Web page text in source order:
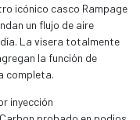
icónico casco Rampage
un flujo de aire
La visera totalmente
la función de
completa.
inyección